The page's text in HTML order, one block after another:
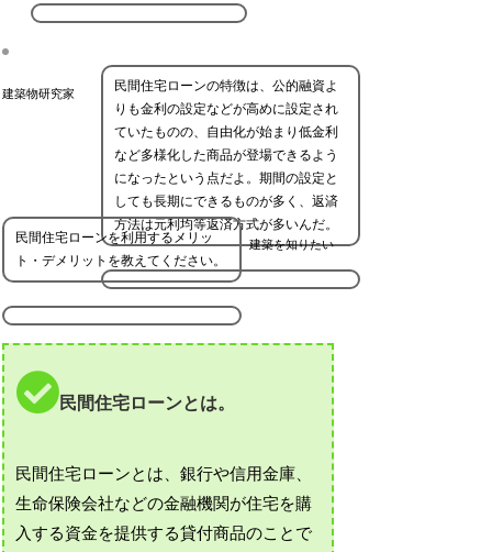
建築物研究家
民間住宅ローンの特徴は、公的融資よ
りも金利の設定などが高めに設定され
ていたものの、自由化が始まり低金利
など多様化した商品が登場できるよう
になったという点だよ。期間の設定と
しても長期にできるものが多く、返済
方法は元利均等返済方式が多いんだ。
建築を知りたい
民間住宅ローンを利用するメリッ
ト・デメリットを教えてください。
民間住宅ローンとは。
民間住宅ローンとは、銀行や信用金庫、
生命保険会社などの金融機関が住宅を購
入する資金を提供する貸付商品のことで